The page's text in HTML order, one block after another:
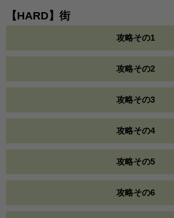
【HARD】街
攻略その1
攻略その2
攻略その3
攻略その4
攻略その5
攻略その6